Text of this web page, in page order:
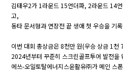
김태우2가 1라운드 15언더파, 2라운드 14
고,
동타 문서형과 연장전 끝 생애 첫 우승을 기
이번 대회 총상금은 8천만 원(우승 상금 1천
2024년부터 꾸준히 스크린골프투어 발전을
에쓰-오일토탈에너지스윤활유㈜가 메인 스